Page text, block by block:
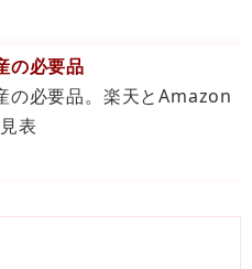
の必要品
の必要品。楽天とAmazon
表